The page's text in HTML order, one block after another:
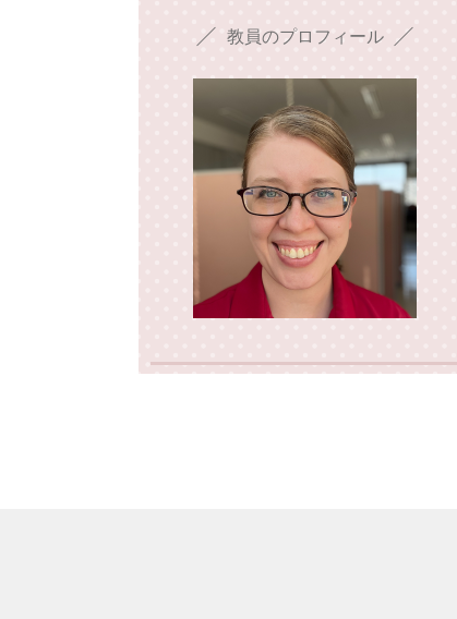
教員のプロフィール